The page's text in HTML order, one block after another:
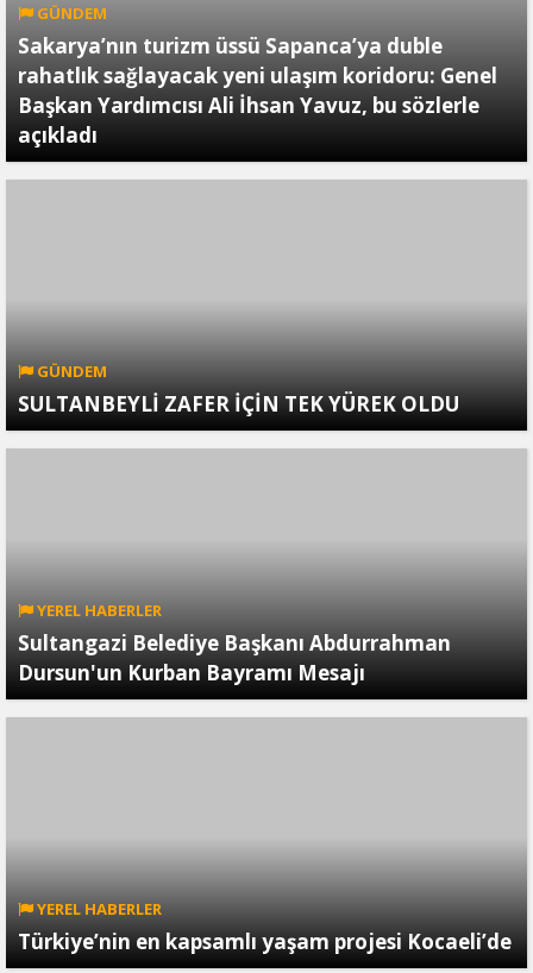
GÜNDEM
Sakarya’nın turizm üssü Sapanca’ya duble
rahatlık sağlayacak yeni ulaşım koridoru: Genel
Başkan Yardımcısı Ali İhsan Yavuz, bu sözlerle
açıkladı
GÜNDEM
SULTANBEYLİ ZAFER İÇİN TEK YÜREK OLDU
YEREL HABERLER
Sultangazi Belediye Başkanı Abdurrahman
Dursun'un Kurban Bayramı Mesajı
YEREL HABERLER
Türkiye’nin en kapsamlı yaşam projesi Kocaeli’de